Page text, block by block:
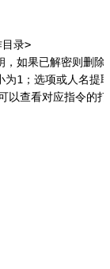
录>
如果已解密则删
1；选项或人名提
查看对应指令的打